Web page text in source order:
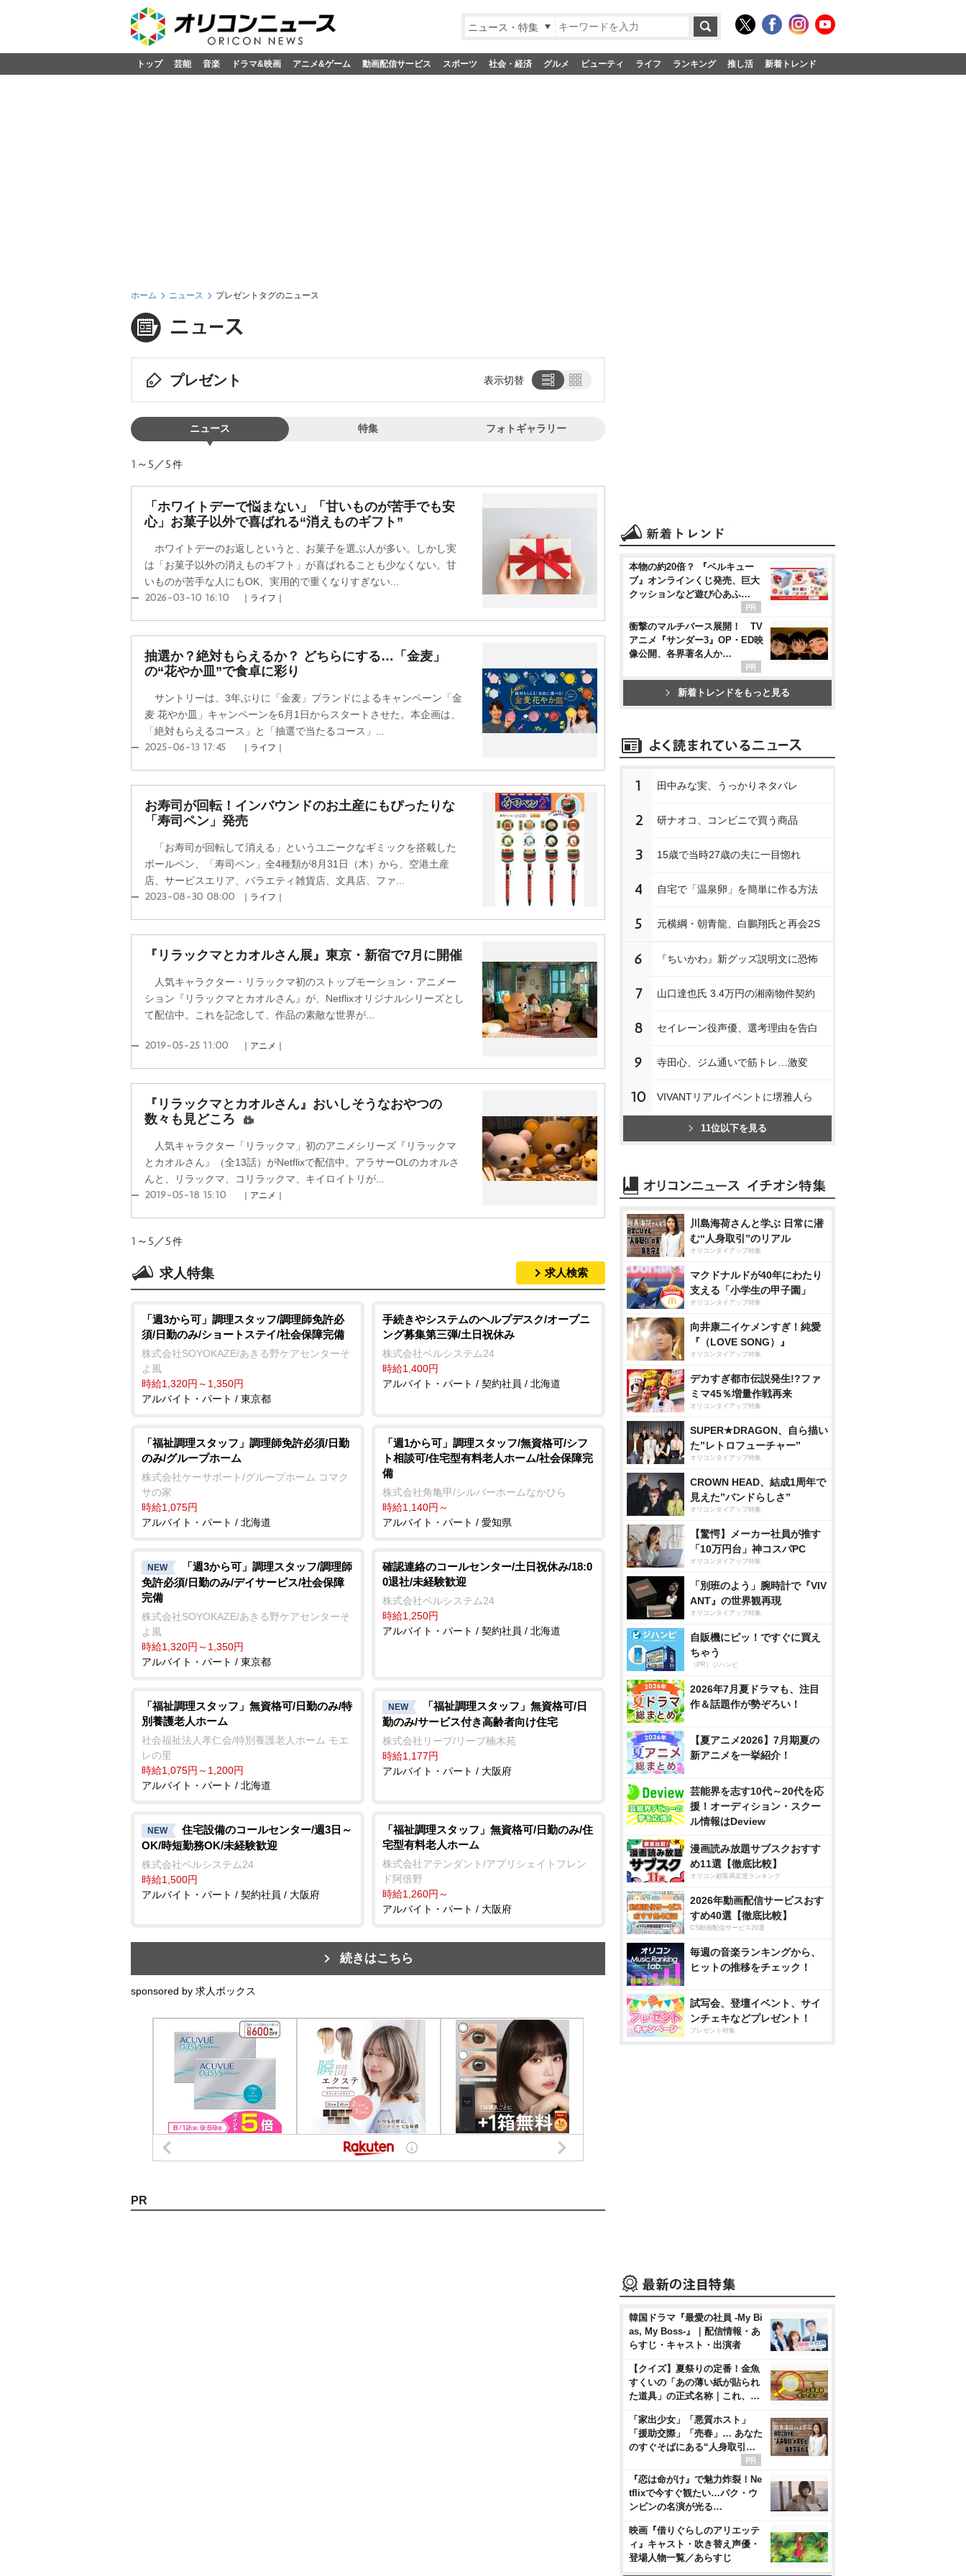
ニュース・特集
トップ 芸能 音楽 ドラマ&映画 アニメ&ゲーム 動画配信サービス スポーツ 社会・経済 グルメ ビューティ ライフ ランキング 推し活 新着トレンド
ホーム ニュース プレゼントタグのニュース
プレゼント 表示切替
ニュース 特集 フォトギャラリー
1～5／5件
「ホワイトデーで悩まない」「甘いものが苦手でも安
心」お菓子以外で喜ばれる“消えものギフト”
ホワイトデーのお返しというと、お菓子を選ぶ人が多い。しかし実
は「お菓子以外の消えものギフト」が喜ばれることも少なくない。甘
いものが苦手な人にもOK、実用的で重くなりすぎない...
2026-03-10 16:10 ｜ライフ｜
抽選か？絶対もらえるか？ どちらにする…「金麦」
の“花やか皿”で食卓に彩り
サントリーは、3年ぶりに「金麦」ブランドによるキャンペーン「金
麦 花やか皿」キャンペーンを6月1日からスタートさせた。本企画は、
「絶対もらえるコース」と「抽選で当たるコース」...
2025-06-13 17:45 ｜ライフ｜
お寿司が回転！インバウンドのお土産にもぴったりな
「寿司ペン」発売
「お寿司が回転して消える」というユニークなギミックを搭載した
ボールペン、「寿司ペン」全4種類が8月31日（木）から、空港土産
店、サービスエリア、バラエティ雑貨店、文具店、ファ...
2023-08-30 08:00 ｜ライフ｜
『リラックマとカオルさん展』東京・新宿で7月に開催
人気キャラクター・リラックマ初のストップモーション・アニメー
ション『リラックマとカオルさん』が、Netflixオリジナルシリーズとし
て配信中。これを記念して、作品の素敵な世界が...
2019-05-25 11:00 ｜アニメ｜
『リラックマとカオルさん』おいしそうなおやつの
数々も見どころ
人気キャラクター「リラックマ」初のアニメシリーズ『リラックマ
とカオルさん』（全13話）がNetflixで配信中。アラサーOLのカオルさ
んと、リラックマ、コリラックマ、キイロイトリが...
2019-05-18 15:10 ｜アニメ｜
1～5／5件
求人特集 求人検索
「週3から可」調理スタッフ/調理師免許必
須/日勤のみ/ショートステイ/社会保障完備
株式会社SOYOKAZE/あきる野ケアセンターそ
よ風
時給1,320円～1,350円
アルバイト・パート / 東京都
手続きやシステムのヘルプデスク/オープニ
ング募集第三弾/土日祝休み
株式会社ベルシステム24
時給1,400円
アルバイト・パート / 契約社員 / 北海道
「福祉調理スタッフ」調理師免許必須/日勤
のみ/グループホーム
株式会社ケーサポート/グループホーム コマク
サの家
時給1,075円
アルバイト・パート / 北海道
「週1から可」調理スタッフ/無資格可/シフ
ト相談可/住宅型有料老人ホーム/社会保障完
備
株式会社角亀甲/シルバーホームなかひら
時給1,140円～
アルバイト・パート / 愛知県
NEW
「週3から可」調理スタッフ/調理師
免許必須/日勤のみ/デイサービス/社会保障
完備
株式会社SOYOKAZE/あきる野ケアセンターそ
よ風
時給1,320円～1,350円
アルバイト・パート / 東京都
確認連絡のコールセンター/土日祝休み/18:0
0退社/未経験歓迎
株式会社ベルシステム24
時給1,250円
アルバイト・パート / 契約社員 / 北海道
「福祉調理スタッフ」無資格可/日勤のみ/特
別養護老人ホーム
社会福祉法人孝仁会/特別養護老人ホーム モエ
レの里
時給1,075円～1,200円
アルバイト・パート / 北海道
NEW
「福祉調理スタッフ」無資格可/日
勤のみ/サービス付き高齢者向け住宅
株式会社リープ/リープ楠木苑
時給1,177円
アルバイト・パート / 大阪府
NEW
住宅設備のコールセンター/週3日～
OK/時短勤務OK/未経験歓迎
株式会社ベルシステム24
時給1,500円
アルバイト・パート / 契約社員 / 大阪府
「福祉調理スタッフ」無資格可/日勤のみ/住
宅型有料老人ホーム
株式会社アテンダント/アプリシェイトフレン
ド阿倍野
時給1,260円～
アルバイト・パート / 大阪府
続きはこちら
sponsored by 求人ボックス
PR
本物の約20倍？ 『ベルキュー
ブ』オンラインくじ発売、巨大
クッションなど遊び心あふ…
衝撃のマルチバース展開！ TV
アニメ『サンダー3』OP・ED映
像公開、各界著名人か…
新着トレンドをもっと見る
1 田中みな実、うっかりネタバレ
2 研ナオコ、コンビニで買う商品
3 15歳で当時27歳の夫に一目惚れ
4 自宅で「温泉卵」を簡単に作る方法
5 元横綱・朝青龍、白鵬翔氏と再会2S
6 『ちいかわ』新グッズ説明文に恐怖
7 山口達也氏 3.4万円の湘南物件契約
8 セイレーン役声優、選考理由を告白
9 寺田心、ジム通いで筋トレ…激変
10 VIVANTリアルイベントに堺雅人ら
11位以下を見る
川島海荷さんと学ぶ 日常に潜
む“人身取引”のリアル
オリコンタイアップ特集
マクドナルドが40年にわたり
支える「小学生の甲子園」
オリコンタイアップ特集
向井康二イケメンすぎ！純愛
『（LOVE SONG）』
オリコンタイアップ特集
デカすぎ都市伝説発生!?ファ
ミマ45％増量作戦再来
オリコンタイアップ特集
SUPER★DRAGON、自ら描い
た”レトロフューチャー”
オリコンタイアップ特集
CROWN HEAD、結成1周年で
見えた”バンドらしさ”
オリコンタイアップ特集
【驚愕】メーカー社員が推す
「10万円台」神コスパPC
オリコンタイアップ特集
「別班のよう」腕時計で『VIV
ANT』の世界観再現
オリコンタイアップ特集
自販機にピッ！ですぐに買え
ちゃう
（PR）ジハンピ
2026年7月夏ドラマも、注目
作＆話題作が勢ぞろい！
【夏アニメ2026】7月期夏の
新アニメを一挙紹介！
芸能界を志す10代～20代を応
援！オーディション・スクー
ル情報はDeview
漫画読み放題サブスクおすす
め11選【徹底比較】
オリコン顧客満足度ランキング
2026年動画配信サービスおす
すめ40選【徹底比較】
CS動画配信サービス20選
毎週の音楽ランキングから、
ヒットの推移をチェック！
試写会、登壇イベント、サイ
ンチェキなどプレゼント！
プレゼント特集
韓国ドラマ『最愛の社員 -My Bi
as, My Boss-』｜配信情報・あ
らすじ・キャスト・出演者
【クイズ】夏祭りの定番！金魚
すくいの「あの薄い紙が貼られ
た道具」の正式名称｜これ、…
「家出少女」「悪質ホスト」
「援助交際」「売春」… あなた
のすぐそばにある“人身取引…
『恋は命がけ』で魅力炸裂！Ne
tflixで今すぐ観たい…パク・ウ
ンビンの名演が光る…
映画『借りぐらしのアリエッテ
ィ』キャスト・吹き替え声優・
登場人物一覧／あらすじ